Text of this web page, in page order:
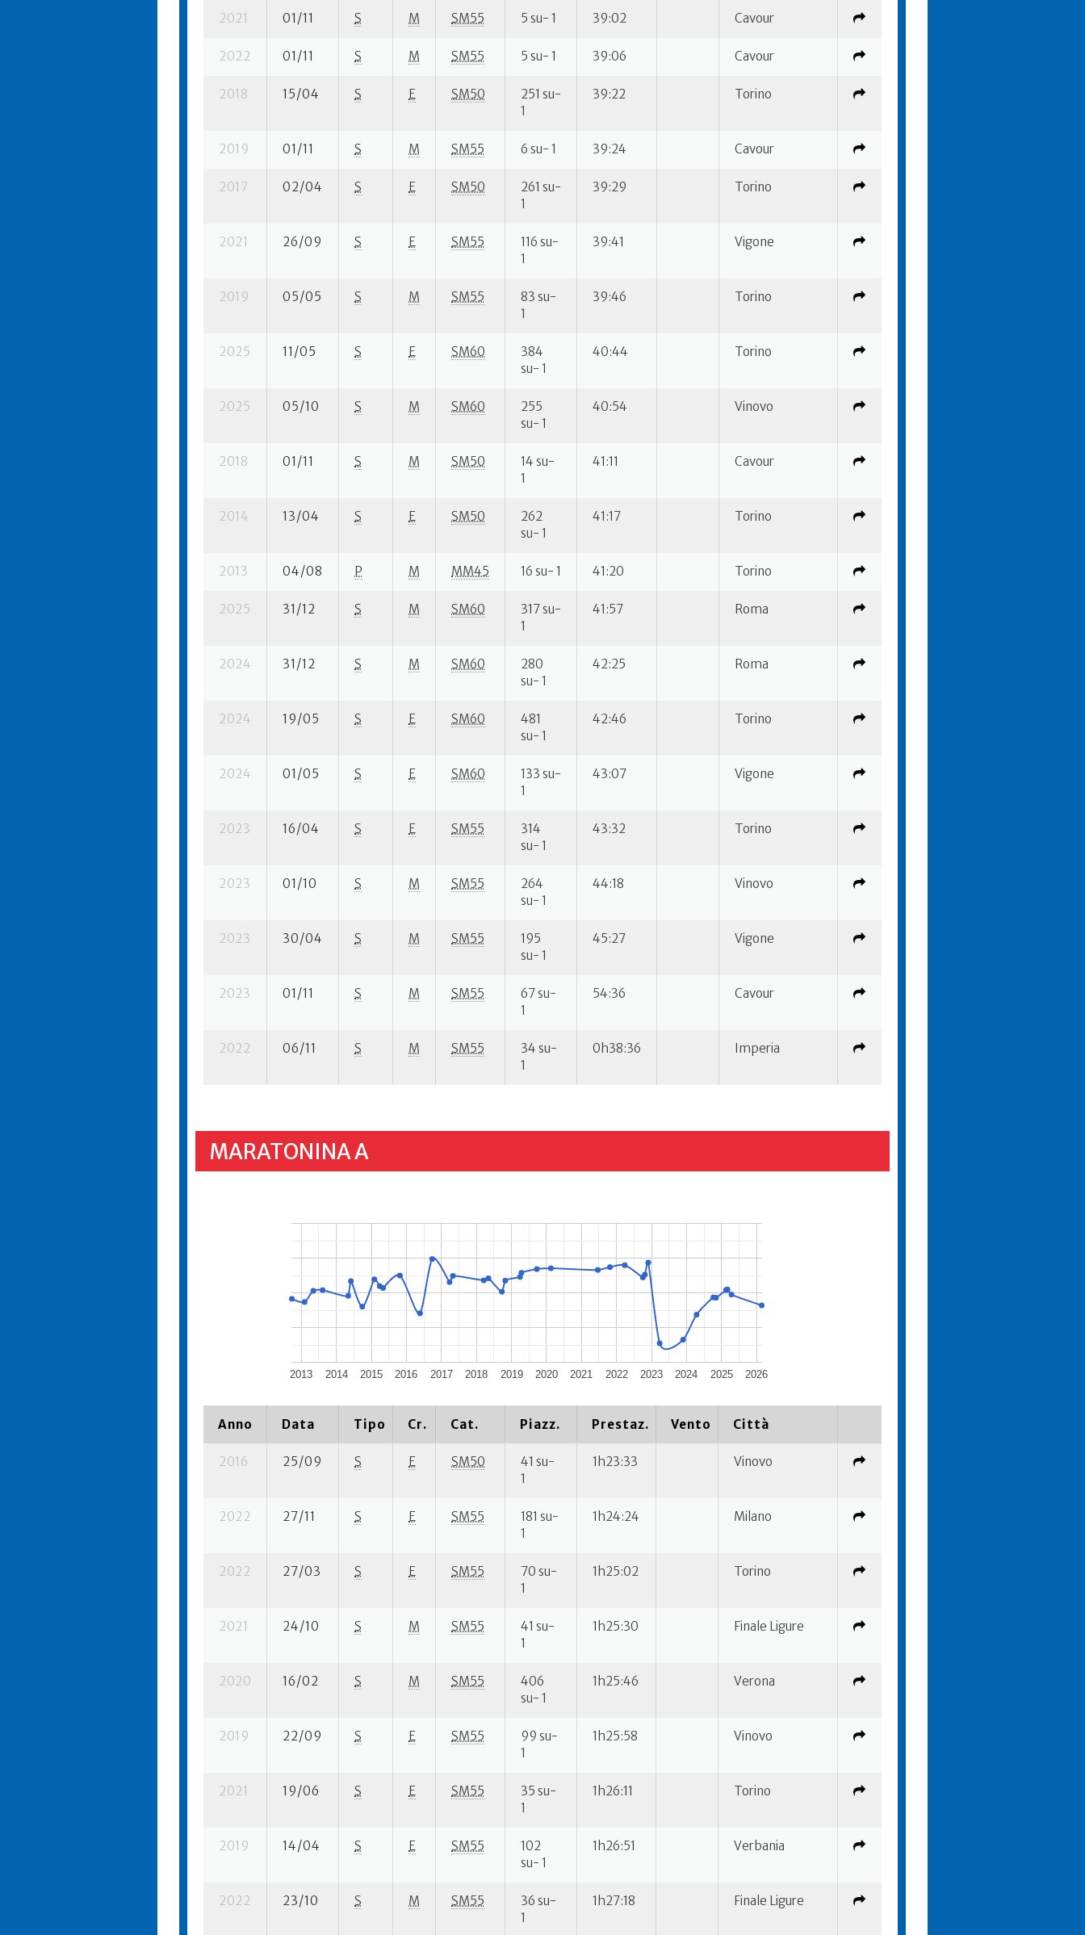
2021 01/11 S M SM55 5 su- 1 39:02 Cavour
2022 01/11 S M SM55 5 su- 1 39:06 Cavour
2018 15/04 S E SM50
251 su-
1
39:22 Torino
2019 01/11 S M SM55 6 su- 1 39:24 Cavour
2017 02/04 S E SM50
261 su-
1
39:29 Torino
2021 26/09 S E SM55
116 su-
1
39:41 Vigone
2019 05/05 S M SM55
83 su-
1
39:46 Torino
2025 11/05 S E SM60
384
su- 1
40:44 Torino
2025 05/10 S M SM60
255
su- 1
40:54 Vinovo
2018 01/11 S M SM50
14 su-
1
41:11 Cavour
2014 13/04 S E SM50
262
su- 1
41:17 Torino
2013 04/08 P M MM45 16 su- 1 41:20 Torino
2025 31/12 S M SM60
317 su-
1
41:57 Roma
2024 31/12 S M SM60
280
su- 1
42:25 Roma
2024 19/05 S E SM60
481
su- 1
42:46 Torino
2024 01/05 S E SM60
133 su-
1
43:07 Vigone
2023 16/04 S E SM55
314
su- 1
43:32 Torino
2023 01/10 S M SM55
264
su- 1
44:18 Vinovo
2023 30/04 S M SM55
195
su- 1
45:27 Vigone
2023 01/11 S M SM55
67 su-
1
54:36 Cavour
2022 06/11 S M SM55
34 su-
1
0h38:36 Imperia
MARATONINA A
2013 2014 2015 2016 2017 2018 2019 2020 2021 2022 2023 2024 2025 2026
Anno Data Tipo Cr. Cat. Piazz. Prestaz. Vento Città
2016 25/09 S E SM50
41 su-
1
1h23:33 Vinovo
2022 27/11 S E SM55
181 su-
1
1h24:24 Milano
2022 27/03 S E SM55
70 su-
1
1h25:02 Torino
2021 24/10 S M SM55
41 su-
1
1h25:30 Finale Ligure
2020 16/02 S M SM55
406
su- 1
1h25:46 Verona
2019 22/09 S E SM55
99 su-
1
1h25:58 Vinovo
2021 19/06 S E SM55
35 su-
1
1h26:11 Torino
2019 14/04 S E SM55
102
su- 1
1h26:51 Verbania
2022 23/10 S M SM55
36 su-
1
1h27:18 Finale Ligure